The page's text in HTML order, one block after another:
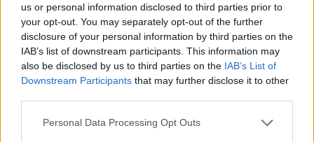
us or personal information disclosed to third parties prior to
your opt-out. You may separately opt-out of the further
disclosure of your personal information by third parties on the
IAB’s list of downstream participants. This information may
also be disclosed by us to third parties on the IAB’s List of
Downstream Participants that may further disclose it to other
Personal Data Processing Opt Outs